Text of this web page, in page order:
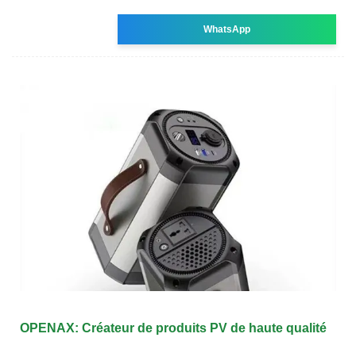
WhatsApp
OPENAX: Créateur de produits PV de haute qualité